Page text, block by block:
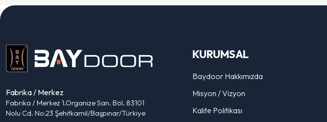
Fabrika / Merkez
Fabrika / Merkez 1.Organize San. Böl. 83101
Nolu Cd. No:23 Şehitkamil/Başpınar/Türkiye
KURUMSAL
Baydoor Hakkımızda
Misyon / Vizyon
Kalite Politikası